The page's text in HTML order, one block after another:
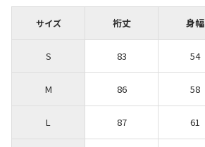
サイズ 裄丈 身幅
S 83 54
M 86 58
L 87 61